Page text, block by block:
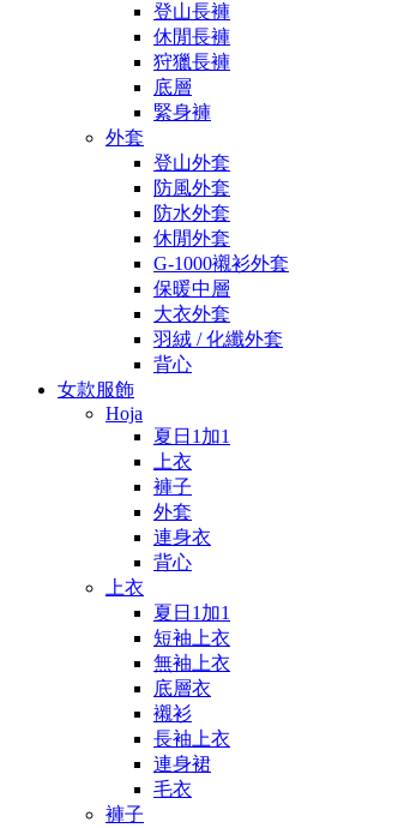
登山長褲
休閒長褲
狩獵長褲
底層
緊身褲
外套
登山外套
防風外套
防水外套
休閒外套
G-1000襯衫外套
保暖中層
大衣外套
羽絨 / 化纖外套
背心
女款服飾
Hoja
夏日1加1
上衣
褲子
外套
連身衣
背心
上衣
夏日1加1
短袖上衣
無袖上衣
底層衣
襯衫
長袖上衣
連身裙
毛衣
褲子